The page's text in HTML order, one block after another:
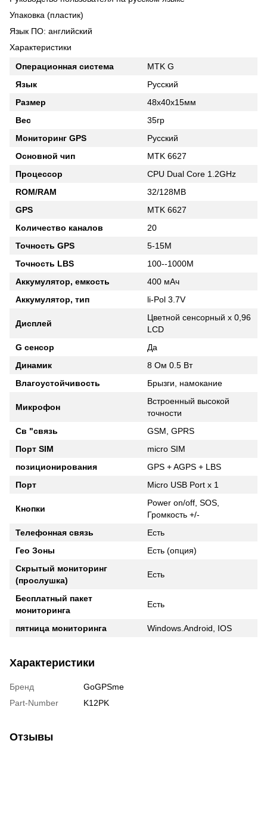
Упаковка (пластик)
Язык ПО: английский
Характеристики
Операционная система
MTK G
Язык
Русский
Размер
48х40х15мм
Вес
35гр
Мониторинг GPS
Русский
Основной чип
MTK 6627
Процессор
CPU Dual Core 1.2GHz
ROM/RAM
32/128MB
GPS
MTK 6627
Количество каналов
20
Точность GPS
5-15M
Точность LBS
100--1000M
Аккумулятор, емкость
400 мАч
Аккумулятор, тип
li-Pol 3.7V
Дисплей
Цветной сенсорный x 0,96
LCD
G сенсор
Да
Динамик
8 Ом 0.5 Вт
Влагоустойчивость
Брызги, намокание
Микрофон
Встроенный высокой
точности
Св "связь
GSM, GPRS
Порт SIM
micro SIM
позиционирования
GPS + AGPS + LBS
Порт
Micro USB Port x 1
Кнопки
Power on/off, SOS,
Громкость +/-
Телефонная связь
Есть
Гео Зоны
Есть (опция)
Скрытый мониторинг
(прослушка)
Есть
Бесплатный пакет
мониторинга
Есть
пятница мониторинга Windows.Android, IOS
Характеристики
Бренд
GoGPSme
Part-Number
K12PK
Отзывы